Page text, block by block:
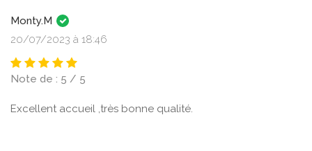
Monty.M
20/07/2023 à 18:46
Note de : 5 / 5
Excellent accueil ,très bonne qualité.